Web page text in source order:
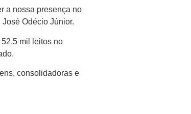
a nossa presença no
Odécio Júnior.
mil leitos no
consolidadoras e